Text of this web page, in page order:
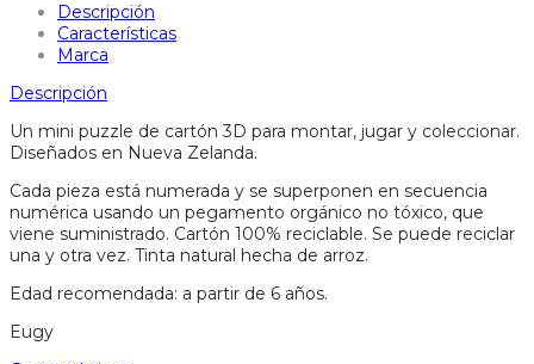
Descripción
Características
Marca
Descripción
Un mini puzzle de cartón 3D para montar, jugar y coleccionar.
Diseñados en Nueva Zelanda.
Cada pieza está numerada y se superponen en secuencia
numérica usando un pegamento orgánico no tóxico, que
viene suministrado. Cartón 100% reciclable. Se puede reciclar
una y otra vez. Tinta natural hecha de arroz.
Edad recomendada: a partir de 6 años.
Eugy